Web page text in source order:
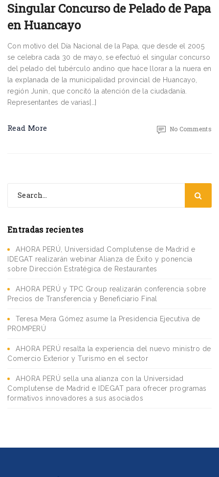
Singular Concurso de Pelado de Papa
en Huancayo
Con motivo del Día Nacional de la Papa, que desde el 2005
se celebra cada 30 de mayo, se efectuó el singular concurso
del pelado del tubérculo andino que hace llorar a la nuera en
la explanada de la municipalidad provincial de Huancayo,
región Junín, que concitó la atención de la ciudadanía.
Representantes de varias[…]
Read More No Comments
Entradas recientes
AHORA PERÚ, Universidad Complutense de Madrid e
IDEGAT realizarán webinar Alianza de Éxito y ponencia
sobre Dirección Estratégica de Restaurantes
AHORA PERÚ y TPC Group realizarán conferencia sobre
Precios de Transferencia y Beneficiario Final
Teresa Mera Gómez asume la Presidencia Ejecutiva de
PROMPERÚ
AHORA PERÚ resalta la experiencia del nuevo ministro de
Comercio Exterior y Turismo en el sector
AHORA PERÚ sella una alianza con la Universidad
Complutense de Madrid e IDEGAT para ofrecer programas
formativos innovadores a sus asociados